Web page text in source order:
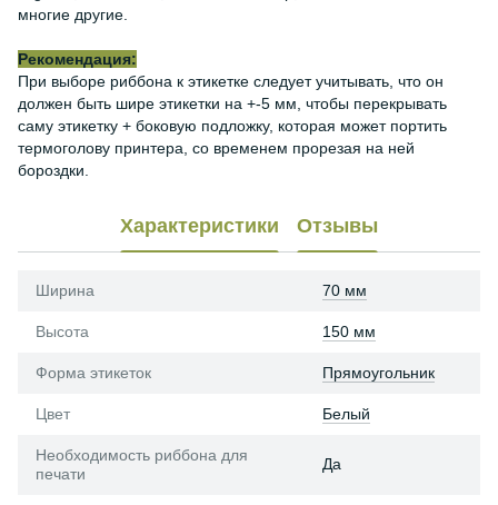
многие другие.
Рекомендация:
При выборе риббона к этикетке следует учитывать, что он
должен быть шире этикетки на +-5 мм, чтобы перекрывать
саму этикетку + боковую подложку, которая может портить
термоголову принтера, со временем прорезая на ней
бороздки.
Характеристики Отзывы
Ширина 70 мм
Высота 150 мм
Форма этикеток Прямоугольник
Цвет Белый
Необходимость риббона для
печати
Да